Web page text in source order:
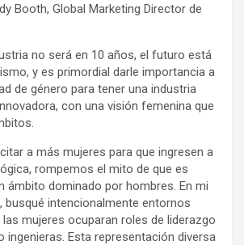
Booth, Global Marketing Director de
no será en 10 años, el futuro está
y es primordial darle importancia a
de género para tener una industria
con una visión femenina que
a más mujeres para que ingresen a
rompemos el mito de que es
ámbito dominado por hombres. En mi
busqué intencionalmente entornos
mujeres ocuparan roles de liderazgo
ingenieras. Esta representación diversa